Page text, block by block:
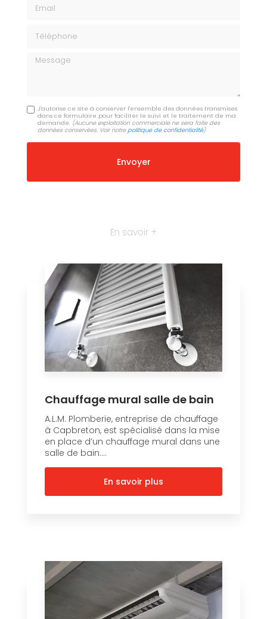
Message
J'autorise ce site à conserver l'ensemble des données transmises
dans ce formulaire pour faciliter le suivi et le traitement de ma
demande. (Aucune exploitation commerciale ne sera faite des
données conservées. Voir notrepolitique de confidentialité)
En savoir +
Chauffage mural salle de bain
A.L.M. Plomberie, entreprise de chauffage
à Capbreton, est spécialisé dans la mise
en place d’un chauffage mural dans une
salle de bain....
En savoir plus